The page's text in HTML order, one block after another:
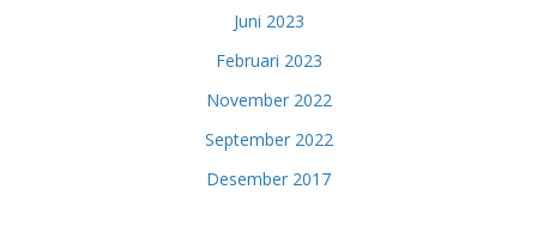
Juni 2023
Februari 2023
November 2022
September 2022
Desember 2017